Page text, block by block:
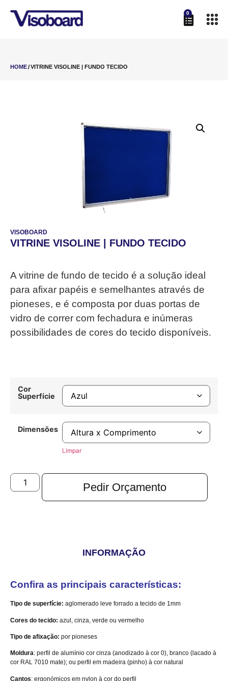
0
HOME/VITRINE VISOLINE | FUNDO TECIDO
VISOBOARD
VITRINE VISOLINE | FUNDO TECIDO
A vitrine de fundo de tecido é a solução ideal
para afixar papéis e semelhantes através de
pioneses, e é composta por duas portas de
vidro de correr com fechadura e inúmeras
possibilidades de cores do tecido disponíveis.
Cor
Superfície
Dimensões
Limpar
Pedir Orçamento
INFORMAÇÃO
Confira as principais características:
Tipo de superfície: aglomerado leve forrado a tecido de 1mm
Cores do tecido: azul, cinza, verde ou vermelho
Tipo de afixação: por pioneses
Moldura: perfil de alumínio cor cinza (anodizado à cor 0), branco (lacado à
cor RAL 7010 mate); ou perfil em madeira (pinho) à cor natural
Cantos: ergonómicos em nylon à cor do perfil